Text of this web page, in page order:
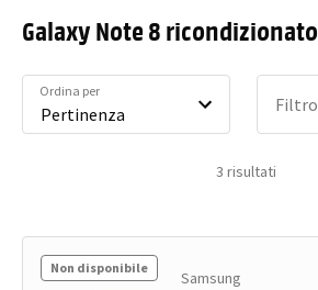
Galaxy Note 8 ricondizionato
3 risultati
Ordina per
Filtro
Non disponibile Samsung